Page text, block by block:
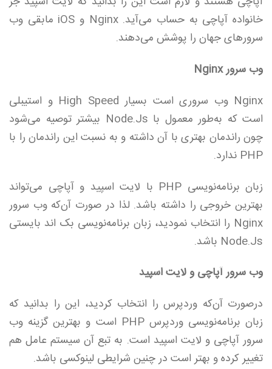
خانواده آپاچی به حساب می‌آید. Nginx و iOS مابقی وب
سرورهای جهان را پوشش می‌دهند.
وب سرور Nginx
Nginx وب سروری است بسیار High Speed و استیبلی
است که به‌طور معمول با Node.Js بیشتر توصیه می‌شود
چون راندمان بهتری با آن داشته و به نسبت این راندمان را با
PHP ندارد.
زبان برنامه‌نویسی PHP با لایت اسپید و آپاچی می‌تواند
بهترین خروجی را داشته باشد. لذا در صورت آن‌که وب سرور
Nginx را انتخاب نمودید، زبان برنامه‌نویسی بک اند بایستی
Node.Js باشد.
وب سرور آپاچی و لایت اسپید
درصورت آن‌که وردپرس را انتخاب کردید، این را بدانید که
زبان برنامه‌نویسی وردپرس ‌PHP است و بهترین گزینه وب
سرور آپاچی و لایت اسپید است. به تبع آن سیستم عامل هم
تغییر کرده و بهتر است در چنین شرایطی لینوکسی باشد.